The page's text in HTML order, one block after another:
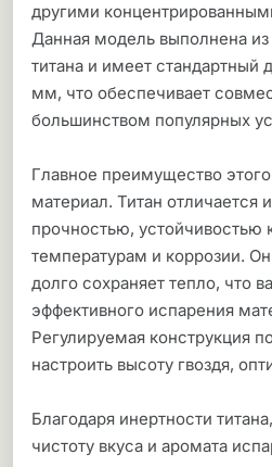
другими
Данная модель выполнена
титана и имеет стандартный
мм, что обеспечивает
большинством популярных
Главное преимущество
материал. Титан отличается
прочностью, устойчивостью
температурам и коррозии.
долго сохраняет тепло, что
эффективного испарения
Регулируемая конструкция
настроить высоту гвоздя,
Благодаря инертности
чистоту вкуса и аромата